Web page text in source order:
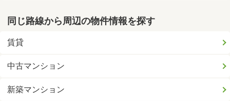
同じ路線から周辺の物件情報を探す
賃貸
中古マンション
新築マンション